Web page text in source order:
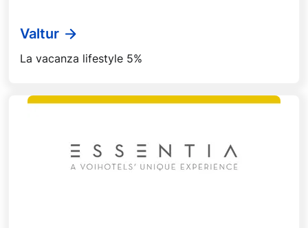
Valtur
La vacanza lifestyle 5%